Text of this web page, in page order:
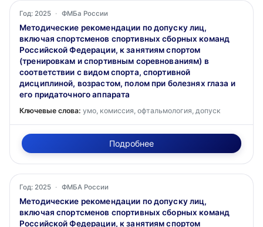
Год: 2025 · ФМБа России
Методические рекомендации по допуску лиц,
включая спортсменов спортивных сборных команд
Российской Федерации, к занятиям спортом
(тренировкам и спортивным соревнованиям) в
соответствии с видом спорта, спортивной
дисциплиной, возрастом, полом при болезнях глаза и
его придаточного аппарата
Ключевые слова: умо, комиссия, офтальмология, допуск
Подробнее
Год: 2025 · ФМБА России
Методические рекомендации по допуску лиц,
включая спортсменов спортивных сборных команд
Российской Федерации, к занятиям спортом